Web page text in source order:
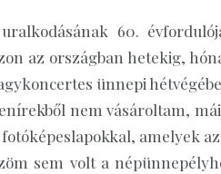
60.
az országban hetekig,
ünnepi
nem vásároltam,
amelyek
sem volt a